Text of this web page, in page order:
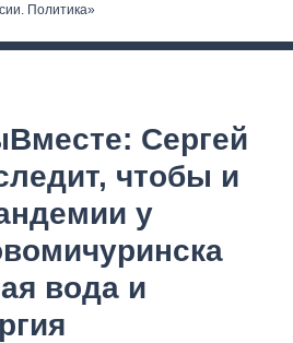
Политика»
Сергей
чтобы и
у
вода и